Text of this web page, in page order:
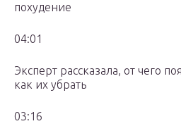
похудение
04:01
Эксперт рассказала, от чего
как их убрать
03:16